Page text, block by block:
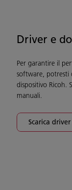
Driver e
Per garantire il
software, potresti
dispositivo Ricoh.
manuali.
Scarica